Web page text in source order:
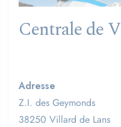
Centrale de
Adresse
Z.I. des Geymonds
38250 Villard de Lans